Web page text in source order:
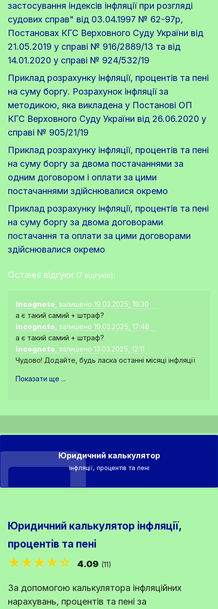
застосування індексів інфляції при розгляді
судових справ" від 03.04.1997 № 62-97р,
Постановах КГС Верховного Суду України від
21.05.2019 у справі № 916/2889/13 та від
14.01.2020 у справі № 924/532/19
Приклад розрахунку інфляції, процентів та пені
на суму боргу. Розрахунок інфляції за
методикою, яка викладена у Постанові ОП
КГС Верховного Суду України від 26.06.2020 у
справі № 905/21/19
Приклад розрахунку інфляції, процентів та пені
на суму боргу за двома постачаннями за
одним договором і оплати за цими
постачаннями здійснювалися окремо
Приклад розрахунку інфляції, процентів та пені
на суму боргу за двома договорами
постачання та оплати за цими договорами
здійснювалися окремо
Останні відгуки (7 відгуків):
incognoto , залишено 19.03.2025, 18:30
а є такий самий + штраф?
incognoto , залишено 19.03.2025, 17:48
а є такий самий + штраф?
incognoto , залишено 13.03.2025, 12:11
Чудово! Додайте, будь ласка останні місяці інфляції
Показати ще ...
Юридичний калькулятор
інфляції, процентів та пені
Юридичний калькулятор інфляції,
процентів та пені
★★★★☆ 4.09 (11)
За допомогою калькулятора інфляційних
нарахувань, процентів та пені за